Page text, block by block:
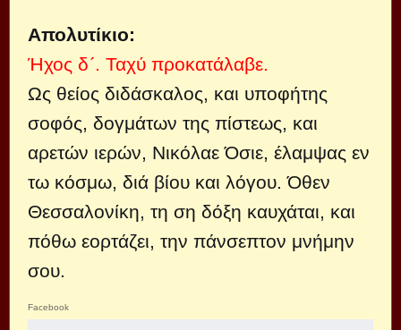
Απολυτίκιο:
Ήχος δ´. Ταχύ προκατάλαβε.
Ως θείος διδάσκαλος, και υποφήτης
σοφός, δογμάτων της πίστεως, και
αρετών ιερών, Νικόλαε Όσιε, έλαμψας εν
τω κόσμω, διά βίου και λόγου. Όθεν
Θεσσαλονίκη, τη ση δόξη καυχάται, και
πόθω εορτάζει, την πάνσεπτον μνήμην
σου.
Facebook